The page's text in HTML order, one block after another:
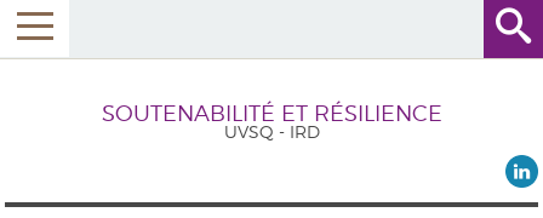
SOUTENABILITÉ ET RÉSILIENCE
UVSQ - IRD